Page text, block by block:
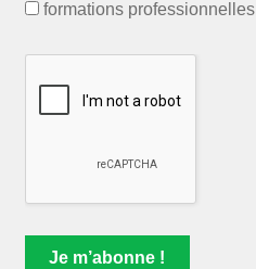
formations professionnelles